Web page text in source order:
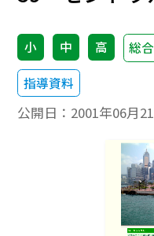
小 中 高 総
指導資料
公開日： 2001年06月